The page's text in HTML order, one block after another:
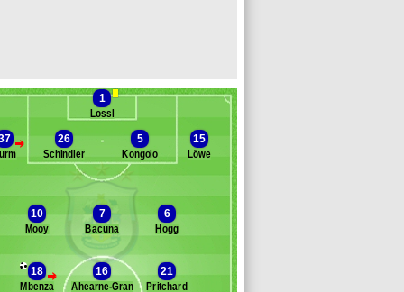
des remplaçants Huddersfield
1
Lossl
>
26
Schindler
5
Kongolo
15
Löwe
10
Mooy
7
Bacuna
6
Hogg
>
18
Mbenza
16
Ahearne-Grant
21
Pritchard